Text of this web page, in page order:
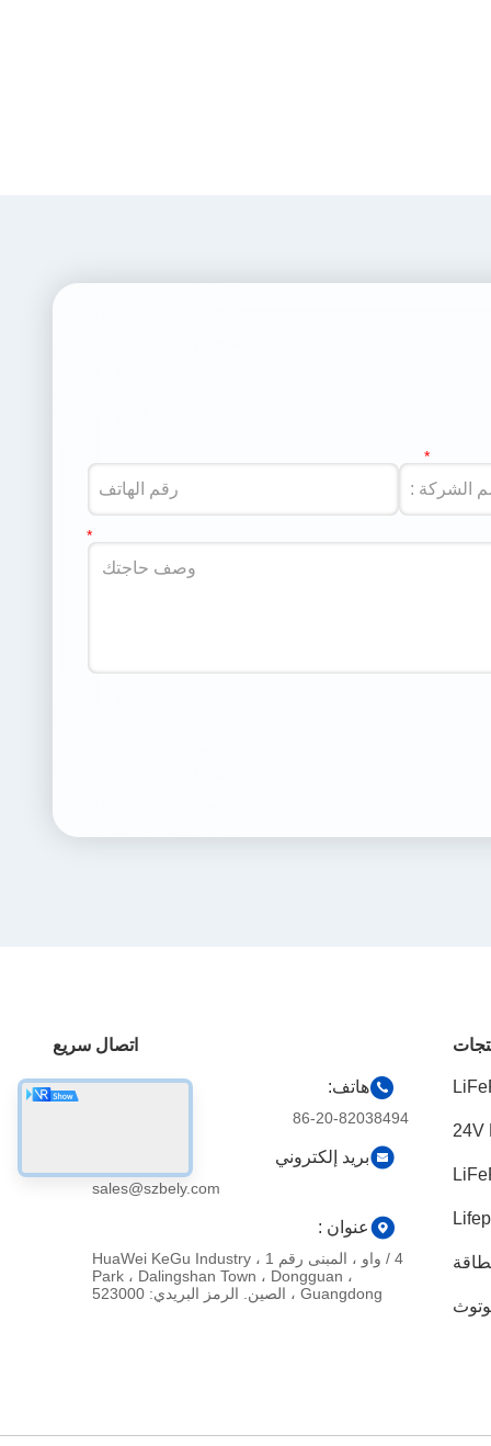
اتصال سريع
هاتف:
86-20-82038494
بريد إلكتروني
sales@szbely.com
عنوان :
4 / واو ، المبنى رقم 1 ، HuaWei KeGu Industry
Park ، Dalingshan Town ، Dongguan ،
Guangdong ، الصين. الرمز البريدي: 523000